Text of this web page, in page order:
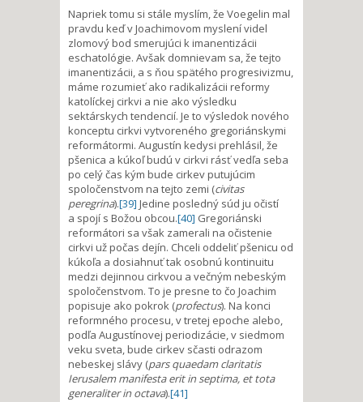
Napriek tomu si stále myslím, že Voegelin mal
pravdu keď v Joachimovom myslení videl
zlomový bod smerujúci k imanentizácii
eschatológie. Avšak domnievam sa, že tejto
imanentizácii, a s ňou spätého progresivizmu,
máme rozumieť ako radikalizácii reformy
katolíckej cirkvi a nie ako výsledku
sektárskych tendencií. Je to výsledok nového
konceptu cirkvi vytvoreného gregoriánskymi
reformátormi. Augustín kedysi prehlásil, že
pšenica a kúkoľ budú v cirkvi rásť vedľa seba
po celý čas kým bude cirkev putujúcim
spoločenstvom na tejto zemi (civitas
peregrina).[39] Jedine posledný súd ju očistí
a spojí s Božou obcou.[40] Gregoriánski
reformátori sa však zamerali na očistenie
cirkvi už počas dejín. Chceli oddeliť pšenicu od
kúkoľa a dosiahnuť tak osobnú kontinuitu
medzi dejinnou cirkvou a večným nebeským
spoločenstvom. To je presne to čo Joachim
popisuje ako pokrok (profectus). Na konci
reformného procesu, v tretej epoche alebo,
podľa Augustínovej periodizácie, v siedmom
veku sveta, bude cirkev sčasti odrazom
nebeskej slávy (pars quaedam claritatis
Ierusalem manifesta erit in septima, et tota
generaliter in octava).[41]